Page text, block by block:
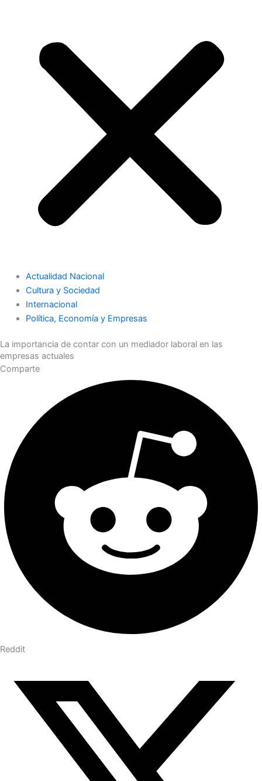
Actualidad Nacional
Cultura y Sociedad
Internacional
Política, Economía y Empresas
La importancia de contar con un mediador laboral en las
empresas actuales
Comparte
Reddit